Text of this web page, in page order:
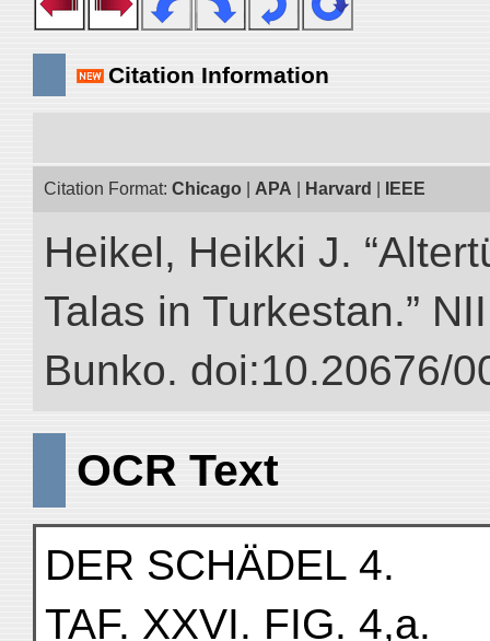
Citation Information
Citation Format: Chicago APA Harvard IEEE
Heikel, Heikki J.
Talas in Turkestan.”
Bunko. doi:10.20676/
OCR Text
DER SCHÄDEL 4.
TAF. XXVI. FIG. 4,a.